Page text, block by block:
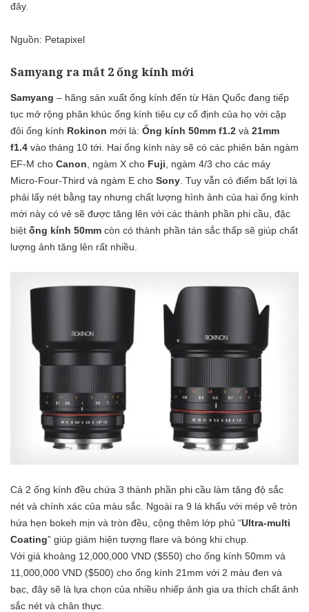
đây.
Nguồn: Petapixel
Samyang ra mắt 2 ống kính mới
Samyang – hãng sản xuất ống kính đến từ Hàn Quốc đang tiếp
tục mở rộng phân khúc ống kính tiêu cự cố định của họ với cặp
đôi ống kính Rokinon mới là: Ống kính 50mm f1.2 và 21mm
f1.4 vào tháng 10 tới. Hai ống kính này sẽ có các phiên bản ngàm
EF-M cho Canon, ngàm X cho Fuji, ngàm 4/3 cho các máy
Micro-Four-Third và ngàm E cho Sony. Tuy vẫn có điểm bất lợi là
phải lấy nét bằng tay nhưng chất lượng hình ảnh của hai ống kính
mới này có vẻ sẽ được tăng lên với các thành phần phi cầu, đặc
biệt ống kính 50mm còn có thành phần tán sắc thấp sẽ giúp chất
lượng ảnh tăng lên rất nhiều.
Cả 2 ống kính đều chứa 3 thành phần phi cầu làm tăng độ sắc
nét và chính xác của màu sắc. Ngoài ra 9 lá khẩu với mép vê tròn
hứa hẹn bokeh mịn và tròn đều, cộng thêm lớp phủ “Ultra-multi
Coating” giúp giảm hiện tượng flare và bóng khi chụp.
Với giá khoảng 12,000,000 VND ($550) cho ống kính 50mm và
11,000,000 VND ($500) cho ống kính 21mm với 2 màu đen và
bạc, đây sẽ là lựa chọn của nhiều nhiếp ảnh gia ưa thích chất ảnh
sắc nét và chân thực.